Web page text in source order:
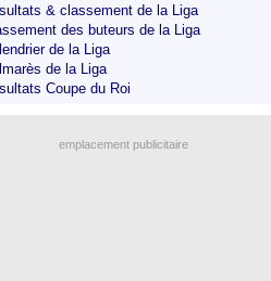
& classement de la Liga
des buteurs de la Liga
de la Liga
de la Liga
Coupe du Roi
emplacement publicitaire